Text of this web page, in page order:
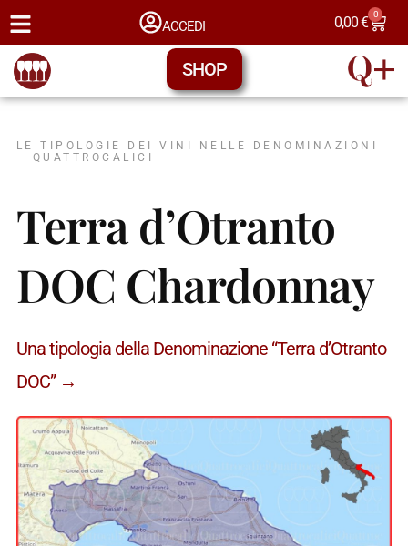
ACCEDI 0,00€ 0
SHOP
LE TIPOLOGIE DEI VINI NELLE DENOMINAZIONI
– QUATTROCALICI
Terra d’Otranto
DOC Chardonnay
Una tipologia della Denominazione “Terra d’Otranto
DOC” →